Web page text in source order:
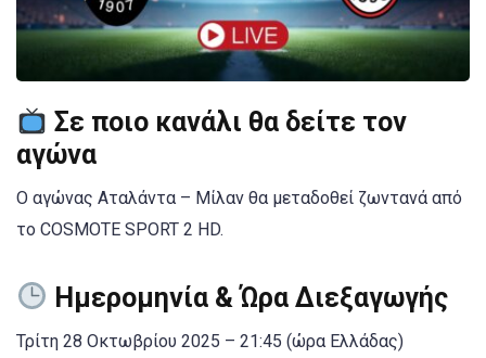
Σε ποιο κανάλι θα δείτε τον
αγώνα
Ο αγώνας Αταλάντα – Μίλαν θα μεταδοθεί ζωντανά από
το COSMOTE SPORT 2 HD.
Ημερομηνία & Ώρα Διεξαγωγής
Τρίτη 28 Οκτωβρίου 2025 – 21:45 (ώρα Ελλάδας)